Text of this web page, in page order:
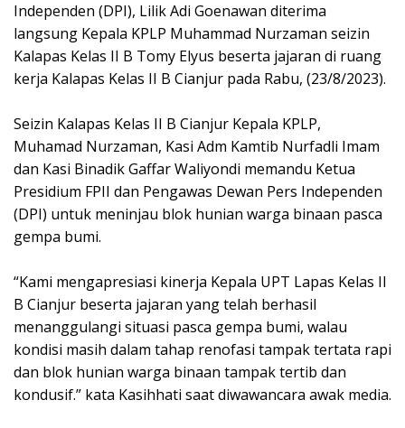
Independen (DPI), Lilik Adi Goenawan diterima
langsung Kepala KPLP Muhammad Nurzaman seizin
Kalapas Kelas II B Tomy Elyus beserta jajaran di ruang
kerja Kalapas Kelas II B Cianjur pada Rabu, (23/8/2023).
Seizin Kalapas Kelas II B Cianjur Kepala KPLP,
Muhamad Nurzaman, Kasi Adm Kamtib Nurfadli Imam
dan Kasi Binadik Gaffar Waliyondi memandu Ketua
Presidium FPII dan Pengawas Dewan Pers Independen
(DPI) untuk meninjau blok hunian warga binaan pasca
gempa bumi.
“Kami mengapresiasi kinerja Kepala UPT Lapas Kelas II
B Cianjur beserta jajaran yang telah berhasil
menanggulangi situasi pasca gempa bumi, walau
kondisi masih dalam tahap renofasi tampak tertata rapi
dan blok hunian warga binaan tampak tertib dan
kondusif.” kata Kasihhati saat diwawancara awak media.